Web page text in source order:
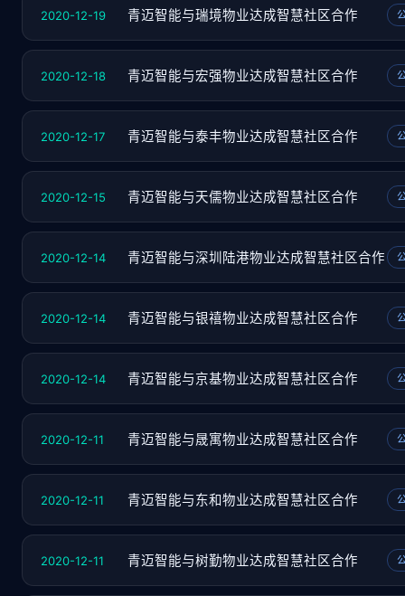
2020-12-19 青迈智能与瑞境物业达成智慧社区合作
2020-12-18 青迈智能与宏强物业达成智慧社区合作
2020-12-17 青迈智能与泰丰物业达成智慧社区合作
2020-12-15 青迈智能与天儒物业达成智慧社区合作
2020-12-14 青迈智能与深圳陆港物业达成智慧社区合作
2020-12-14 青迈智能与银禧物业达成智慧社区合作
2020-12-14 青迈智能与京基物业达成智慧社区合作
2020-12-11 青迈智能与晟寓物业达成智慧社区合作
2020-12-11 青迈智能与东和物业达成智慧社区合作
2020-12-11 青迈智能与树勤物业达成智慧社区合作